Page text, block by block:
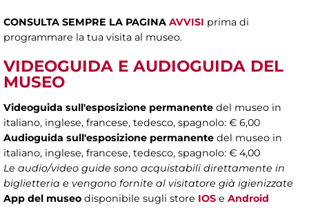
CONSULTA SEMPRE LA PAGINA AVVISI prima di
programmare la tua visita al museo.
VIDEOGUIDA E AUDIOGUIDA DEL
MUSEO
Videoguida sull'esposizione permanente del museo in
italiano, inglese, francese, tedesco, spagnolo: € 6,00
Audioguida sull'esposizione permanente del museo in
italiano, inglese, francese, tedesco, spagnolo: € 4,00
Le audio/video guide sono acquistabili direttamente in
biglietteria e vengono fornite al visitatore già igienizzate
App del museo disponibile sugli store IOS e Android